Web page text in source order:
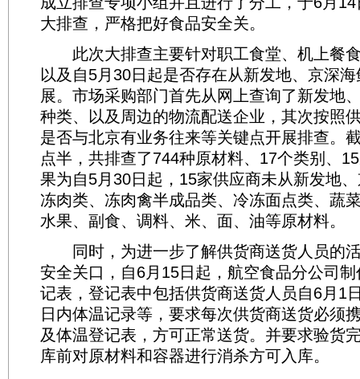
大排查，严格把好食品安全关。
此次大排查主要针对职工食堂、机上餐
以及自5月30日起是否存在从新发地、京深
展。市场采购部门首先从网上查询了新发地
种类、以及周边的物流配送企业，其次按照
是否与北京有业务往来等关键点开展排查。
点半，共排查了744种原材料、17个类别、
果为自5月30日起，15家供应商未从新发地
冻肉类、冻肉禽半成品类、冷冻面点类、蔬
水果、副食、调料、米、面、油等原材料。
同时，为进一步了解供货商送货人员的
安全关口，自6月15日起，航空食品分公司
记表，登记表中包括供货商送货人员自6月1
日内体温记录等，要求每次供货商送货必须
及体温登记表，方可正常送货。并要求验货
库前对原材料和容器进行消杀方可入库。